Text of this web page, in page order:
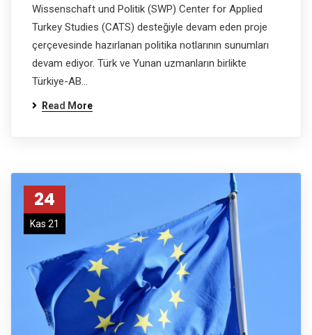
Wissenschaft und Politik (SWP) Center for Applied
Turkey Studies (CATS) desteğiyle devam eden proje
çerçevesinde hazırlanan politika notlarının sunumları
devam ediyor. Türk ve Yunan uzmanların birlikte
Türkiye-AB…
Read More
24
Kas 21